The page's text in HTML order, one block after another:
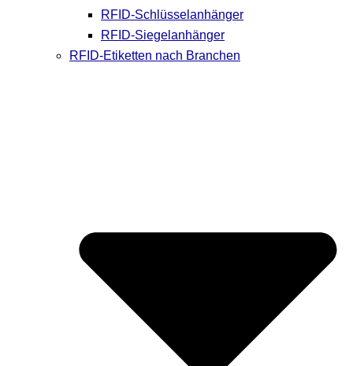
RFID-Schlüsselanhänger
RFID-Siegelanhänger
RFID-Etiketten nach Branchen